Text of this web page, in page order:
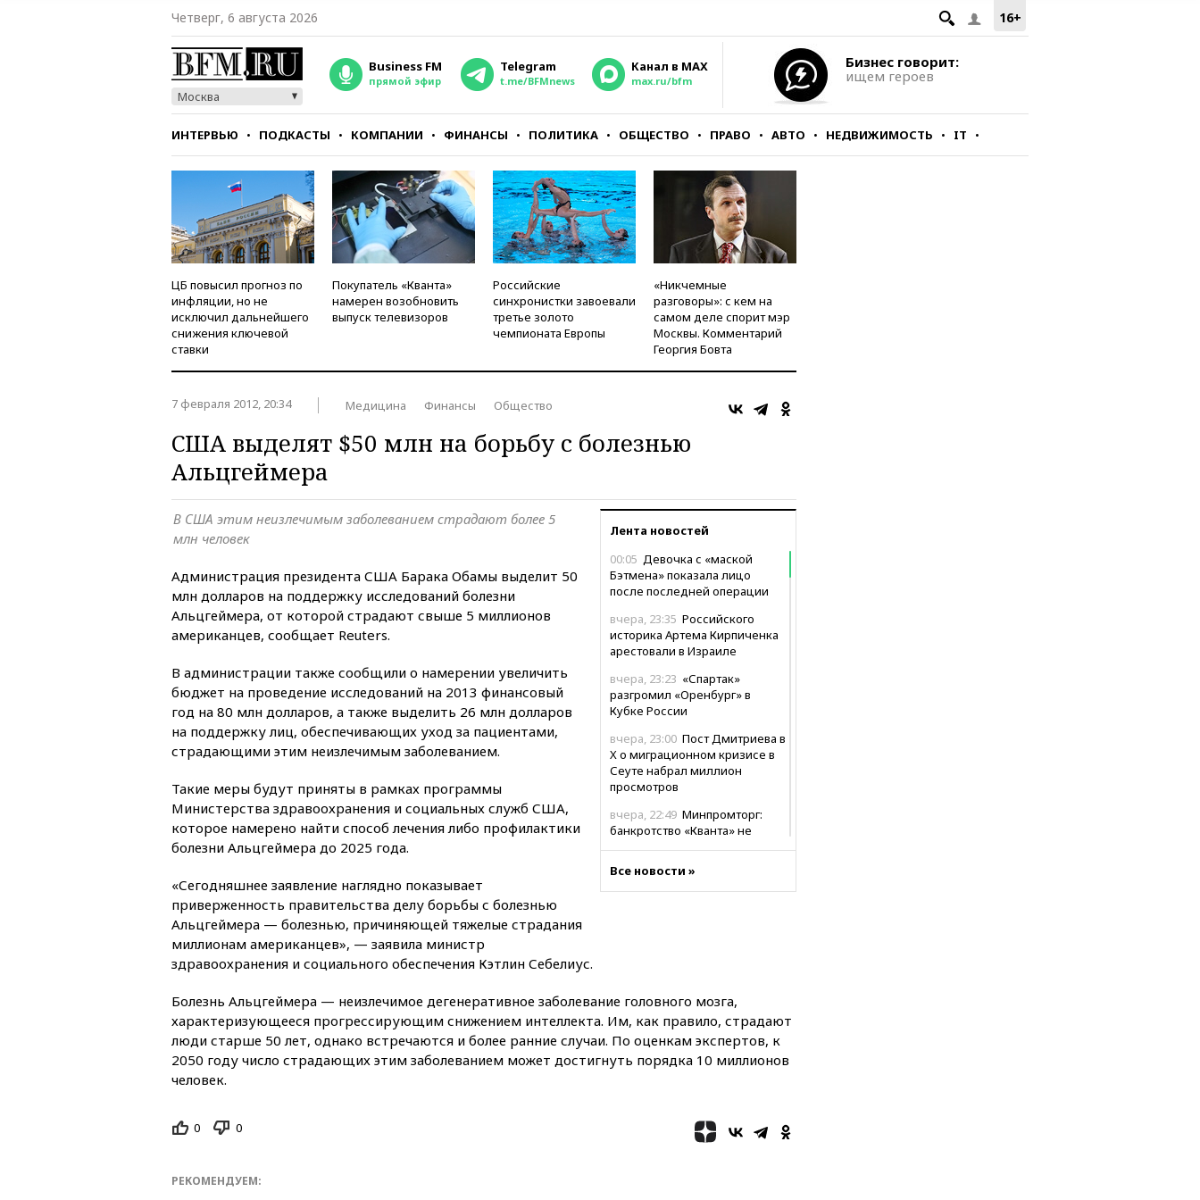
16+
Четверг, 6 августа 2026
Москва
Business FM
прямой эфир
Telegram
t.me/BFMnews
Канал в MAX
max.ru/bfm
Бизнес говорит:
ищем героев
ИНТЕРВЬЮ ПОДКАСТЫ КОМПАНИИ ФИНАНСЫ ПОЛИТИКА ОБЩЕСТВО ПРАВО АВТО НЕДВИЖИМОСТЬ IT
СТИЛЬ ТЕСТЫ
ЦБ повысил прогноз по
инфляции, но не
исключил дальнейшего
снижения ключевой
ставки
Покупатель «Кванта»
намерен возобновить
выпуск телевизоров
Российские
синхронистки завоевали
третье золото
чемпионата Европы
«Никчемные
разговоры»: с кем на
самом деле спорит мэр
Москвы. Комментарий
Георгия Бовта
7 февраля 2012, 20:34 Медицина Финансы Общество
США выделят $50 млн на борьбу с болезнью
Альцгеймера
Лента новостей
00:05 Девочка с «маской
Бэтмена» показала лицо
после последней операции
вчера, 23:35 Российского
историка Артема Кирпиченка
арестовали в Израиле
вчера, 23:23 «Спартак»
разгромил «Оренбург» в
Кубке России
вчера, 23:00 Пост Дмитриева в
X о миграционном кризисе в
Сеуте набрал миллион
просмотров
вчера, 22:49 Минпромторг:
банкротство «Кванта» не
РФ
доходы российского бюджета
вчера, 22:15Аксаков: ЦБ
согласовал первый стандарт
исламского банкинга
подтвердили, что конкурс
пройдет в Саудовской Аравии
Все новости »
В США этим неизлечимым заболеванием страдают более 5
млн человек
Администрация президента США Барака Обамы выделит 50
млн долларов на поддержку исследований болезни
Альцгеймера, от которой страдают свыше 5 миллионов
американцев, сообщает Reuters.
В администрации также сообщили о намерении увеличить
бюджет на проведение исследований на 2013 финансовый
год на 80 млн долларов, а также выделить 26 млн долларов
на поддержку лиц, обеспечивающих уход за пациентами,
страдающими этим неизлечимым заболеванием.
Такие меры будут приняты в рамках программы
Министерства здравоохранения и социальных служб США,
которое намерено найти способ лечения либо профилактики
болезни Альцгеймера до 2025 года.
«Сегодняшнее заявление наглядно показывает
приверженность правительства делу борьбы с болезнью
Альцгеймера — болезнью, причиняющей тяжелые страдания
миллионам американцев», — заявила министр
здравоохранения и социального обеспечения Кэтлин Себелиус.
Болезнь Альцгеймера — неизлечимое дегенеративное заболевание головного мозга,
характеризующееся прогрессирующим снижением интеллекта. Им, как правило, страдают
люди старше 50 лет, однако встречаются и более ранние случаи. По оценкам экспертов, к
2050 году число страдающих этим заболеванием может достигнуть порядка 10 миллионов
человек.
0 0
РЕКОМЕНДУЕМ: